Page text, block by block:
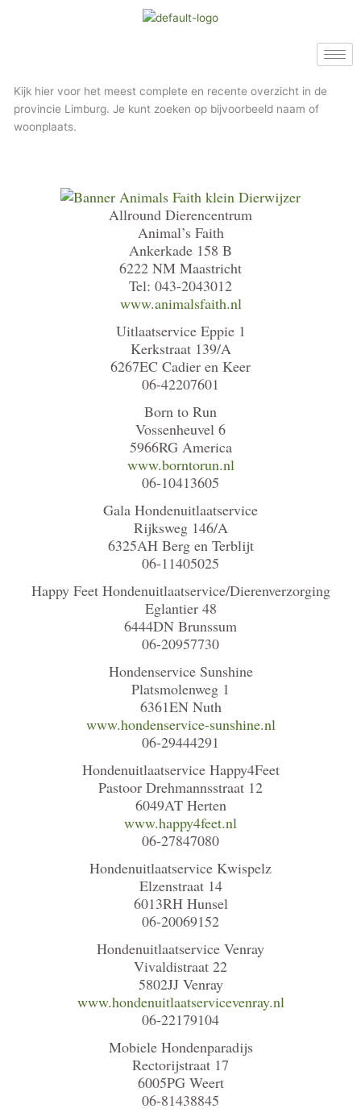
Kijk hier voor het meest complete en recente overzicht in de
provincie Limburg. Je kunt zoeken op bijvoorbeeld naam of
woonplaats.
Allround Dierencentrum
Animal’s Faith
Ankerkade 158 B
6222 NM Maastricht
Tel: 043-2043012
www.animalsfaith.nl
Uitlaatservice Eppie 1
Kerkstraat 139/A
6267EC Cadier en Keer
06-42207601
Born to Run
Vossenheuvel 6
5966RG America
www.borntorun.nl
06-10413605
Gala Hondenuitlaatservice
Rijksweg 146/A
6325AH Berg en Terblijt
06-11405025
Happy Feet Hondenuitlaatservice/Dierenverzorging
Eglantier 48
6444DN Brunssum
06-20957730
Hondenservice Sunshine
Platsmolenweg 1
6361EN Nuth
www.hondenservice-sunshine.nl
06-29444291
Hondenuitlaatservice Happy4Feet
Pastoor Drehmannsstraat 12
6049AT Herten
www.happy4feet.nl
06-27847080
Hondenuitlaatservice Kwispelz
Elzenstraat 14
6013RH Hunsel
06-20069152
Hondenuitlaatservice Venray
Vivaldistraat 22
5802JJ Venray
www.hondenuitlaatservicevenray.nl
06-22179104
Mobiele Hondenparadijs
Rectorijstraat 17
6005PG Weert
06-81438845